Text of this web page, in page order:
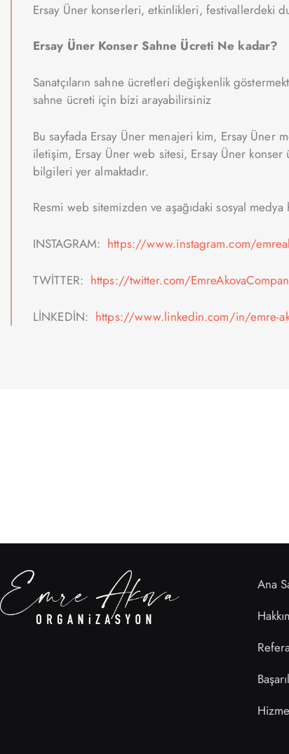
Ersay Üner konserleri, etkinlikleri, festivallerdeki
Ersay Üner Konser Sahne Ücreti Ne kadar?
Sanatçıların sahne ücretleri değişkenlik
sahne ücreti için bizi arayabilirsiniz
Bu sayfada Ersay Üner menajeri kim, Ersay Üner
iletişim, Ersay Üner web sitesi, Ersay Üner
bilgileri yer almaktadır.
Resmi web sitemizden ve aşağıdaki sosyal
INSTAGRAM: https://www.instagram.com/
TWİTTER: https://twitter.com/EmreAkovaCompan
LİNKEDİN: https://www.linkedin.com/in/emre-
Ana